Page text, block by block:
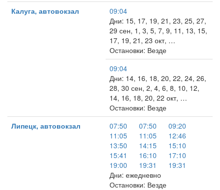
Калуга, автовокзал
09:04
Дни: 15, 17, 19, 21, 23, 25, 27,
29 сен, 1, 3, 5, 7, 9, 11, 13, 15,
17, 19, 21, 23 окт, …
Остановки: Везде
09:04
Дни: 14, 16, 18, 20, 22, 24, 26,
28, 30 сен, 2, 4, 6, 8, 10, 12,
14, 16, 18, 20, 22 окт, …
Остановки: Везде
Липецк, автовокзал
07:50 07:50
09:20
11:05
11:05
12:46
13:50
14:15
15:10
15:41
16:10
17:10
19:00
19:31
19:31
Дни: ежедневно
Остановки: Везде